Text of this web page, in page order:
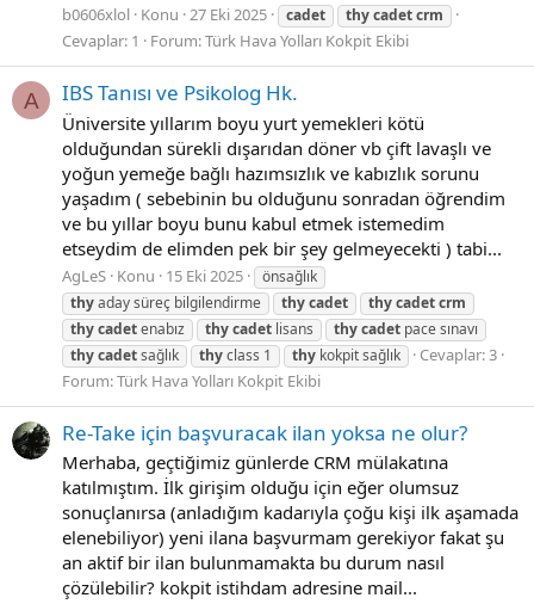
b0606xlol Konu 27 Eki 2025 cadet thycadetcrm
Cevaplar: 1 Forum:Türk Hava Yolları Kokpit Ekibi
A IBS Tanısı ve Psikolog Hk.
Üniversite yıllarım boyu yurt yemekleri kötü
olduğundan sürekli dışarıdan döner vb çift lavaşlı ve
yoğun yemeğe bağlı hazımsızlık ve kabızlık sorunu
yaşadım ( sebebinin bu olduğunu sonradan öğrendim
ve bu yıllar boyu bunu kabul etmek istemedim
etseydim de elimden pek bir şey gelmeyecekti ) tabi...
AgLeS Konu 15 Eki 2025
önsağlık
thyaday süreç bilgilendirme thycadet thycadetcrm
thycadetenabız thycadet lisans thycadet pace sınavı
thycadetsağlık thyclass 1 thy kokpit sağlık
Cevaplar: 3
Forum:Türk Hava Yolları Kokpit Ekibi
Re-Take için başvuracak ilan yoksa ne olur?
Merhaba, geçtiğimiz günlerde CRM mülakatına
katılmıştım. İlk girişim olduğu için eğer olumsuz
sonuçlanırsa (anladığım kadarıyla çoğu kişi ilk aşamada
elenebiliyor) yeni ilana başvurmam gerekiyor fakat şu
an aktif bir ilan bulunmamakta bu durum nasıl
çözülebilir? kokpit istihdam adresine mail...